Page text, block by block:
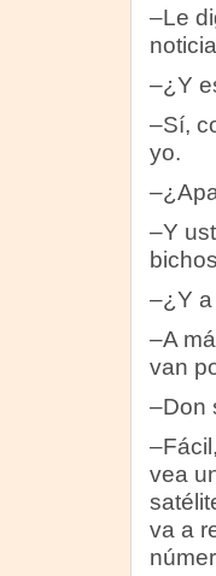
–Le
–¿Y
–Sí,
yo.
–Y
–¿Y
–A
van
–Don
vea
va a